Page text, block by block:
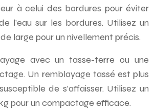
à celui des bordures pour éviter
l’eau sur les bordures. Utilisez un
large pour un nivellement précis.
avec un tasse-terre ou une
Un remblayage tassé est plus
de s’affaisser. Utilisez un
pour un compactage efficace.